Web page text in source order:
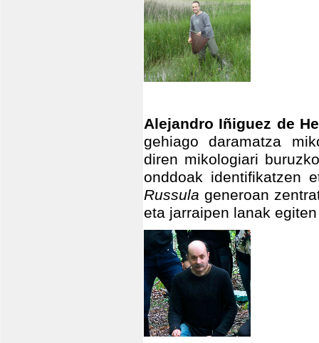
Alejandro Iñiguez de
gehiago daramatza
diren mikologiari
onddoak identifikatzen
Russula generoan
eta jarraipen lanak